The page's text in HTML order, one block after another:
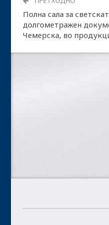
Полна сала за
долгометражен
Чемерска, во